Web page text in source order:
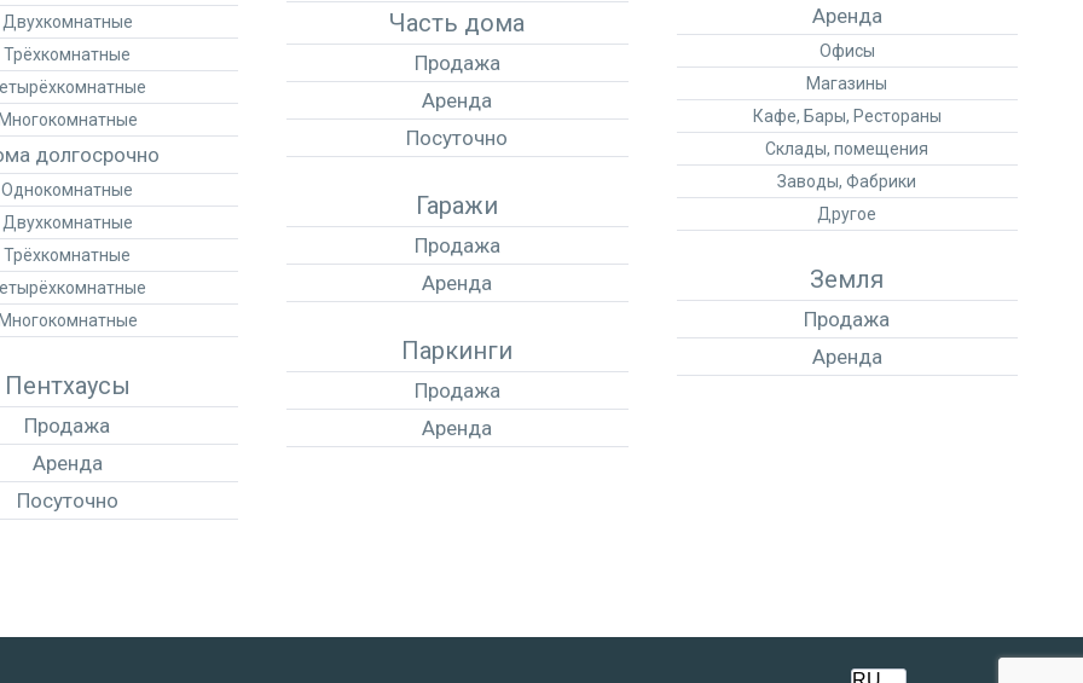
Двухкомнатные
Трёхкомнатные
долгосрочно
Однокомнатные
Двухкомнатные
Трёхкомнатные
Пентхаусы
Продажа
Аренда
Посуточно
Часть дома
Продажа
Аренда
Посуточно
Гаражи
Продажа
Аренда
Паркинги
Продажа
Аренда
Аренда
Офисы
Магазины
Кафе, Бары, Рестораны
Склады, помещения
Заводы, Фабрики
Другое
Земля
Продажа
Аренда